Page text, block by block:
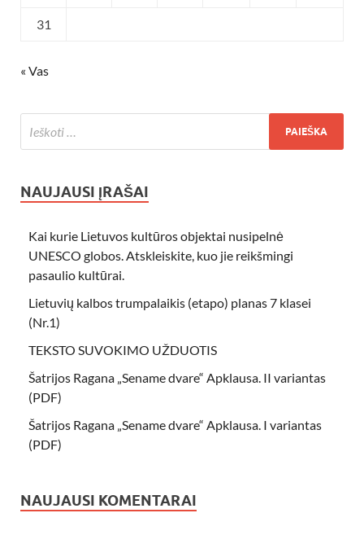
31
« Vas
NAUJAUSI ĮRAŠAI
Kai kurie Lietuvos kultūros objektai nusipelnė
UNESCO globos. Atskleiskite, kuo jie reikšmingi
pasaulio kultūrai.
Lietuvių kalbos trumpalaikis (etapo) planas 7 klasei
(Nr.1)
TEKSTO SUVOKIMO UŽDUOTIS
Šatrijos Ragana „Sename dvare“ Apklausa. II variantas
(PDF)
Šatrijos Ragana „Sename dvare“ Apklausa. I variantas
(PDF)
NAUJAUSI KOMENTARAI